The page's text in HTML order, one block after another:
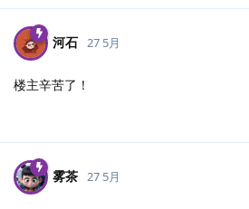
河石 27 5月
楼主辛苦了！
雾茶 27 5月